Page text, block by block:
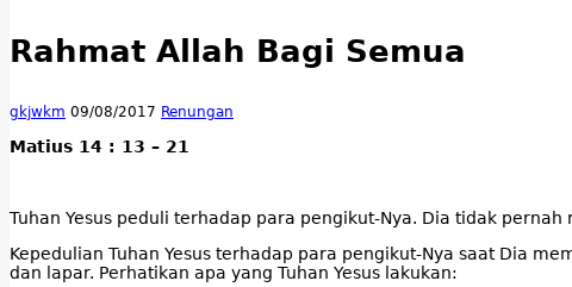
Rahmat Allah Bagi Semua
gkjwkm 09/08/2017 Renungan
Matius 14 : 13 – 21
Tuhan Yesus peduli terhadap para pengikut-Nya. Dia tidak
Kepedulian Tuhan Yesus terhadap para pengikut-Nya saat Dia
dan lapar. Perhatikan apa yang Tuhan Yesus lakukan: